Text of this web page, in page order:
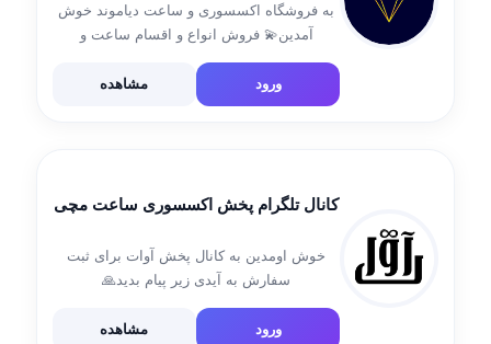
به فروشگاه اکسسوری و ساعت دیاموند خوش
آمدین💫 فروش انواع و اقسام ساعت و
منصفانه ◇مردانه و زنانه ◇لاکچری و با کلاس
🔺یکبار اعتماد ، یک عمر رضایت […]
ورود مشاهده
کانال تلگرام پخش اکسسوری ساعت مچی
خوش اومدین به کانال پخش آوات برای ثبت
سفارش به آیدی زیر پیام بدید🙏
ورود
مشاهده